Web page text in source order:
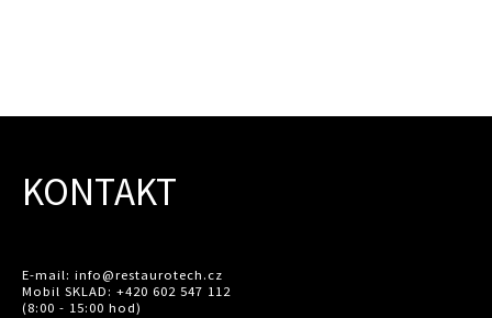
KONTAKT
E-mail: info@restaurotech.cz
Mobil SKLAD: +420 602 547 112
(8:00 - 15:00 hod)